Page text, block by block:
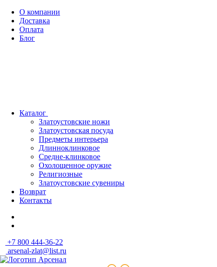
О компании
Доставка
Оплата
Блог
Каталог
Златоустовские ножи
Златоустовская посуда
Предметы интерьера
Длинноклинковое
Средне-клинковое
Охолощенное оружие
Религиозные
Златоустовские сувениры
Возврат
Контакты
+7 800 444-36-22
arsenal-zlat@list.ru